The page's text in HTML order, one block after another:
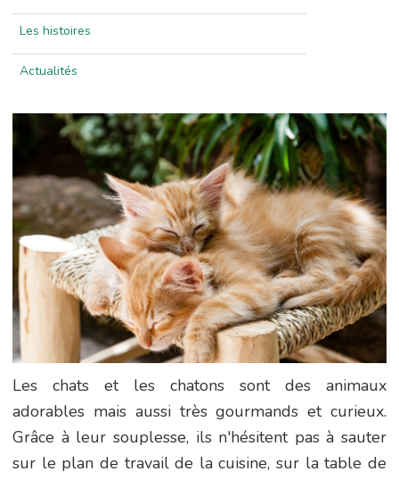
Les histoires
Actualités
Les chats et les chatons sont des animaux
adorables mais aussi très gourmands et curieux.
Grâce à leur souplesse, ils n'hésitent pas à sauter
sur le plan de travail de la cuisine, sur la table de